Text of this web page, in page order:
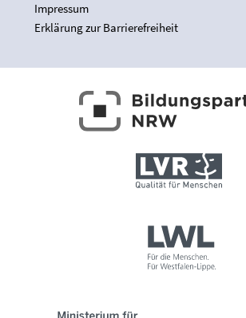
Impressum
Erklärung zur Barrierefreiheit